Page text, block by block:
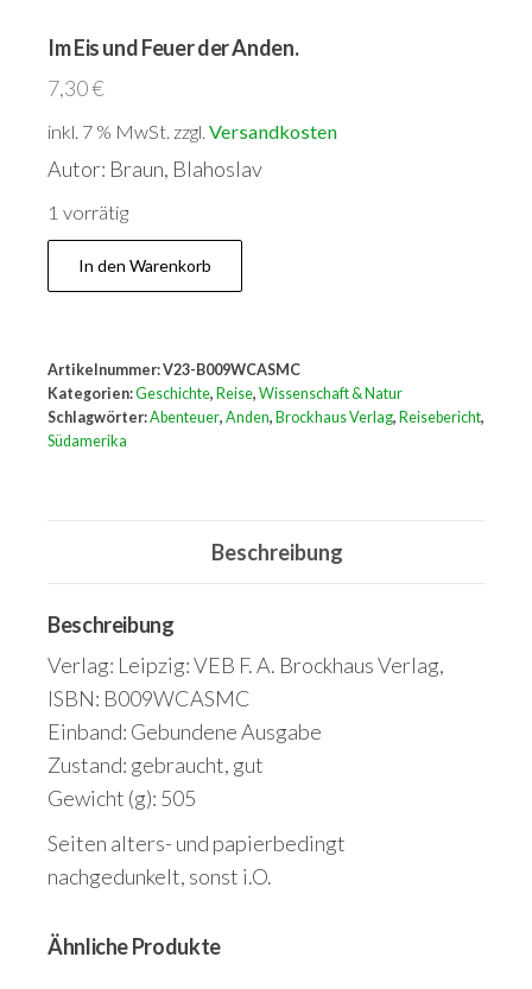
Im Eis und Feuer der Anden.
7,30€
inkl. 7 % MwSt. zzgl. Versandkosten
Autor: Braun, Blahoslav
1 vorrätig
Eis
der
Anden.
Menge
In den Warenkorb
Artikelnummer:V23-B009WCASMC
Kategorien:Geschichte, Reise, Wissenschaft & Natur
Schlagwörter:Abenteuer, Anden, Brockhaus Verlag, Reisebericht,
Südamerika
Beschreibung
Beschreibung
Verlag: Leipzig: VEB F. A. Brockhaus Verlag,
ISBN: B009WCASMC
Einband: Gebundene Ausgabe
Zustand: gebraucht, gut
Gewicht (g): 505
Seiten alters- und papierbedingt
nachgedunkelt, sonst i.O.
Ähnliche Produkte